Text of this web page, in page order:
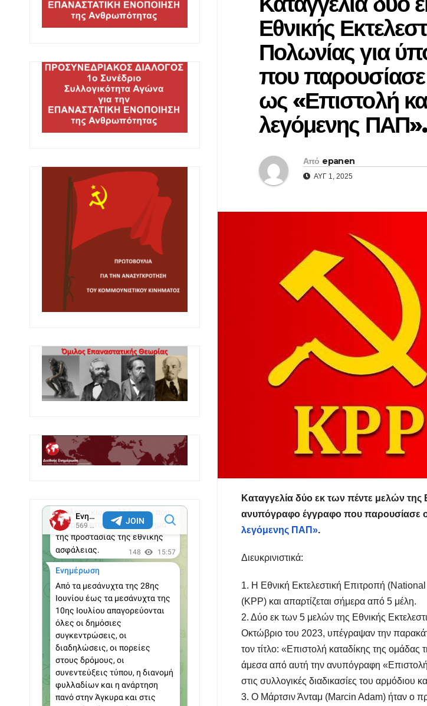
Εθνικής
Πολωνίας για
που
ως «Επιστολή
λεγόμενης ΠΑΠ».
Από epanen
ΑΥΓ 1, 2025
Καταγγελία δύο εκ των πέντε μελών
ανυπόγραφο έγγραφο που παρουσίασε
λεγόμενης ΠΑΠ».
Διευκρινιστικά:
1. Η Εθνική Εκτελεστική Επιτροπή
(KPP) και απαρτίζεται σήμερα από 5 μέλη.
2. Δύο εκ των 5 μελών της Εθνικής
Οκτώβριο του 2023, υπέγραψαν την
τον τίτλο: «Επιστολή καταδίκης της
άμεσα από αυτή την ανυπόγραφη «Επιστολή
στις συλλογικές διαδικασίες του
3. Ο Μάρτσιν Άνταμ (Marcin Adam) ήταν ο